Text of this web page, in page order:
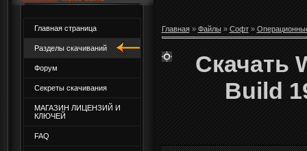
Главная страница
Разделы скачиваний
Форум
Секреты скачивания
МАГАЗИН ЛИЦЕНЗИЙ И
КЛЮЧЕЙ
FAQ
Главная» Файлы» Софт»
Скачать
Build